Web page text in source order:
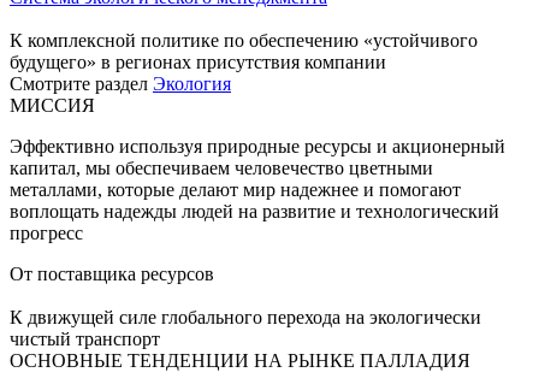
К комплексной политике по обеспечению «устойчивого
будущего» в регионах присутствия компании
Смотрите раздел Экология
МИССИЯ
Эффективно используя природные ресурсы и акционерный
капитал, мы обеспечиваем человечество цветными
металлами, которые делают мир надежнее и помогают
воплощать надежды людей на развитие и технологический
прогресс
От поставщика ресурсов
К движущей силе глобального перехода на экологически
чистый транспорт
ОСНОВНЫЕ ТЕНДЕНЦИИ НА РЫНКЕ ПАЛЛАДИЯ